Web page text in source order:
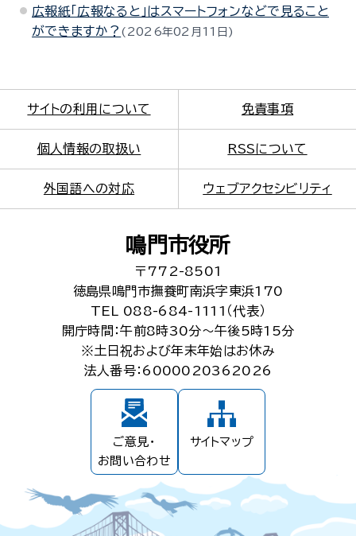
広報紙「広報なると」はスマートフォンなどで見ること
ができますか？
2026年02月11日
サイトの利用について 免責事項
個人情報の取扱い RSSについて
外国語への対応 ウェブアクセシビリティ
鳴門市役所
〒772-8501
徳島県鳴門市撫養町南浜字東浜170
TEL 088-684-1111（代表）
開庁時間：午前8時30分～午後5時15分
※土日祝および年末年始はお休み
法人番号：6000020362026
ご意見・
お問い合わせ
サイトマップ